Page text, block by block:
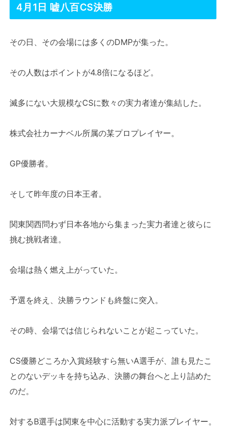
4月1日 嘘八百CS決勝
その日、その会場には多くのDMPが集った。
その人数はポイントが4.8倍になるほど。
滅多にない大規模なCSに数々の実力者達が集結した。
株式会社カーナベル所属の某プロプレイヤー。
GP優勝者。
そして昨年度の日本王者。
関東関西問わず日本各地から集まった実力者達と彼らに
挑む挑戦者達。
会場は熱く燃え上がっていた。
予選を終え、決勝ラウンドも終盤に突入。
その時、会場では信じられないことが起こっていた。
CS優勝どころか入賞経験すら無いA選手が、誰も見たこ
とのないデッキを持ち込み、決勝の舞台へと上り詰めた
のだ。
対するB選手は関東を中心に活動する実力派プレイヤー。